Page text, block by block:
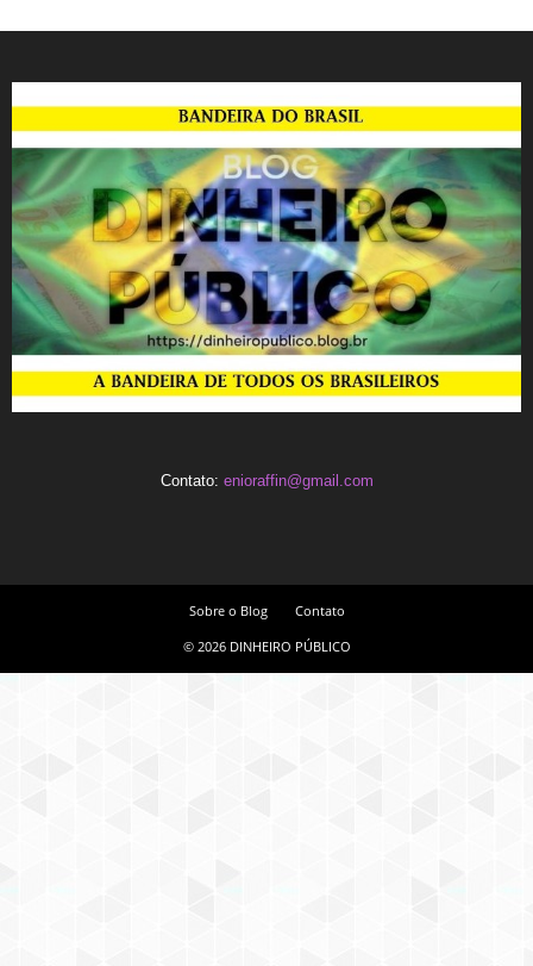
Contato: enioraffin@gmail.com
Sobre o Blog
Contato
© 2026 DINHEIRO PÚBLICO